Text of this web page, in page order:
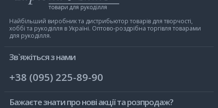
Мить
Найбільший виробник та дистрибьютор товарів для творчості,
хоббі та рукоділля в Україні. Оптово-роздрібна торгівля товарами
для рукоділля.
Зв`яжіться з нами
+38 (095) 225-89-90
Бажаєте знати про нові акції та розпродаж?